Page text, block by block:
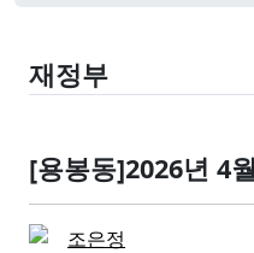
재정부
[용봉동]2026년 4
조은정